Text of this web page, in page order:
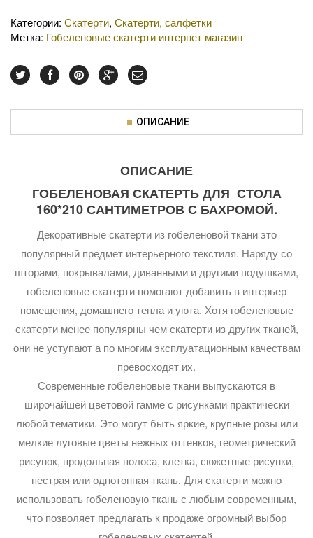
Категории: Скатерти, Скатерти, салфетки
Метка: Гобеленовые скатерти интернет магазин
ОПИСАНИЕ
ОПИСАНИЕ
ГОБЕЛЕНОВАЯ СКАТЕРТЬ ДЛЯ СТОЛА
160*210 САНТИМЕТРОВ С БАХРОМОЙ.
Декоративные скатерти из гобеленовой ткани это
популярный предмет интерьерного текстиля. Наряду со
шторами, покрывалами, диванными и другими подушками,
гобеленовые скатерти помогают добавить в интерьер
помещения, домашнего тепла и уюта. Хотя гобеленовые
скатерти менее популярны чем скатерти из других тканей,
они не уступают а по многим эксплуатационным качествам
превосходят их.
Современные гобеленовые ткани выпускаются в
широчайшей цветовой гамме с рисунками практически
любой тематики. Это могут быть яркие, крупные розы или
мелкие луговые цветы нежных оттенков, геометрический
рисунок, продольная полоса, клетка, сюжетные рисунки,
пестрая или однотонная ткань. Для скатерти можно
использовать гобеленовую ткань с любым современным,
что позволяет предлагать к продаже огромный выбор